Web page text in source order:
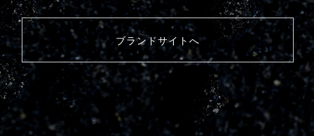
ブランドサイトへ